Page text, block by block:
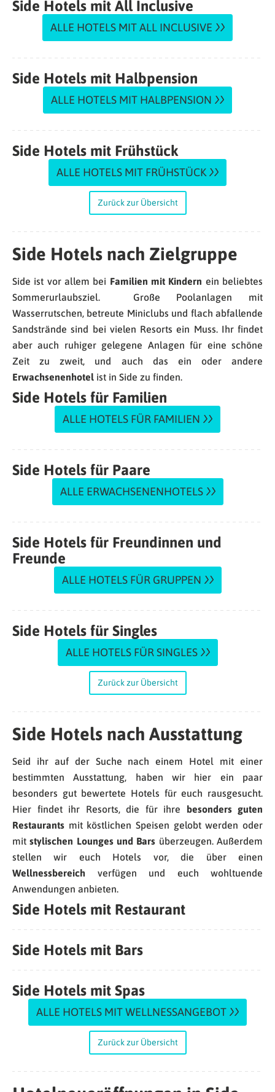
Side Hotels mit All Inclusive
ALLE HOTELS MIT ALL INCLUSIVE
Side Hotels mit Halbpension
ALLE HOTELS MIT HALBPENSION
Side Hotels mit Frühstück
ALLE HOTELS MIT FRÜHSTÜCK
Zurück zur Übersicht
Side Hotels nach Zielgruppe
Side ist vor allem bei Familien mit Kindern ein beliebtes
Sommerurlaubsziel. Große Poolanlagen mit
Wasserrutschen, betreute Miniclubs und flach abfallende
Sandstrände sind bei vielen Resorts ein Muss. Ihr findet
aber auch ruhiger gelegene Anlagen für eine schöne
Zeit zu zweit, und auch das ein oder andere
Erwachsenenhotel ist in Side zu finden.
Side Hotels für Familien
ALLE HOTELS FÜR FAMILIEN
Side Hotels für Paare
ALLE ERWACHSENENHOTELS
Side Hotels für Freundinnen und
Freunde
ALLE HOTELS FÜR GRUPPEN
Side Hotels für Singles
ALLE HOTELS FÜR SINGLES
Zurück zur Übersicht
Side Hotels nach Ausstattung
Seid ihr auf der Suche nach einem Hotel mit einer
bestimmten Ausstattung, haben wir hier ein paar
besonders gut bewertete Hotels für euch rausgesucht.
Hier findet ihr Resorts, die für ihre
besonders guten
Restaurants mit köstlichen Speisen gelobt werden oder
mitstylischen Lounges und Bars überzeugen. Außerdem
stellen wir euch Hotels vor, die über einen
Wellnessbereich verfügen und euch wohltuende
Anwendungen anbieten.
Side Hotels mit Restaurant
Side Hotels mit Bars
Side Hotels mit Spas
ALLE HOTELS MIT WELLNESSANGEBOT
Zurück zur Übersicht